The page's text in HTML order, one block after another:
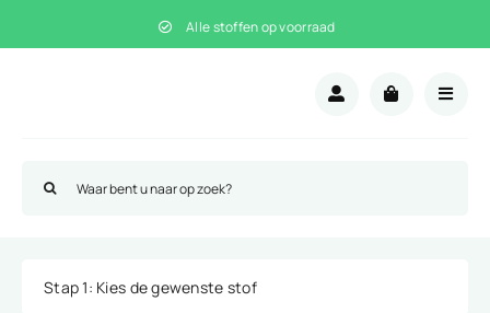
naar
Alle stoffen op voorraad
naar:
Stap 1: Kies de gewenste stof